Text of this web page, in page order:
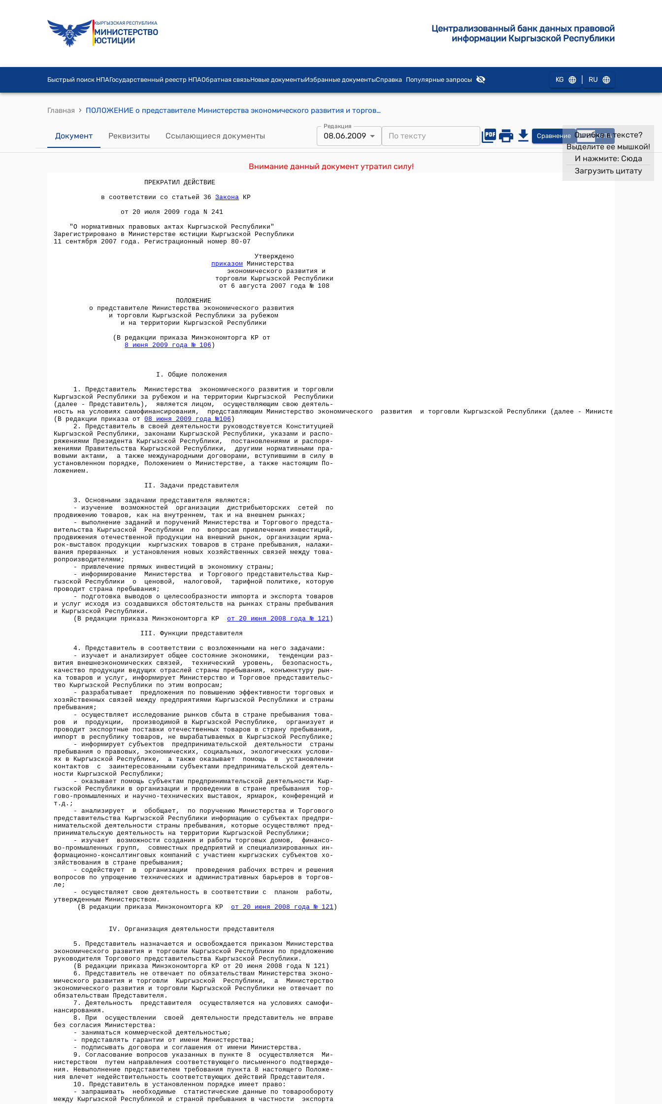
КЫРГЫЗСКАЯ РЕСПУБЛИКА
МИНИСТЕРСТВО
ЮСТИЦИИ
Централизованный банк данных правовой
информации Кыргызской Республики
Быстрый поиск НПАГосударственный реестр НПАОбратная связьНовые документыИзбранные документыСправка Популярные запросы KG RU
Главная › ПОЛОЖЕНИЕ о представителе Министерства экономического развития и торговли Кыргызской Республики за рубежом и на территории Кыргызской Республики (утверждено приказом Минэкономторга КР от 6 августа 2007 года № 108)
Документ Реквизиты Ссылающиеся документы
Редакция
08.06.2009 Сравнение OPEN DATA
Внимание данный документ утратил силу!
Ошибка в тексте?
Выделите ее мышкой!
И нажмите: Сюда
Загрузить цитату